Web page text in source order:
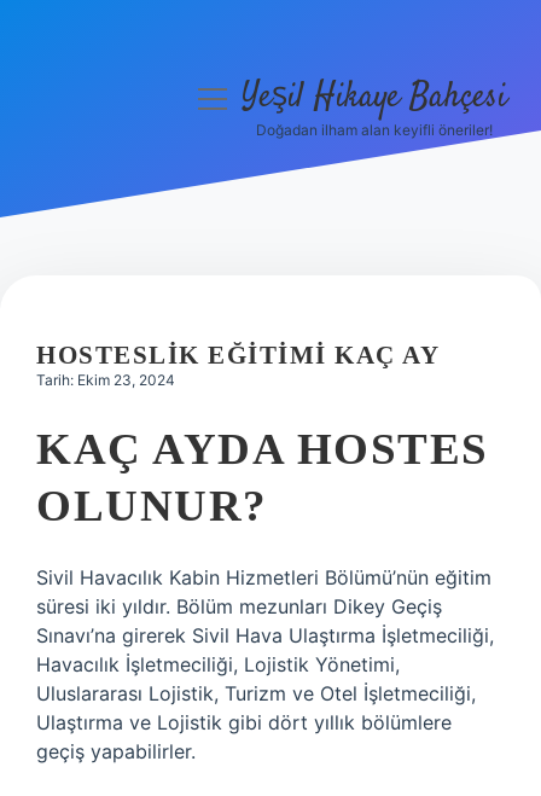
Hakkımızda
menüyüYeşil Hikaye Bahçesi
Doğadan ilham alan keyifli öneriler!
HOSTESLIK EĞITIMI KAÇ AY
Tarih: Ekim 23, 2024
KAÇ AYDA HOSTES
OLUNUR?
Sivil Havacılık Kabin Hizmetleri Bölümü’nün eğitim
süresi iki yıldır. Bölüm mezunları Dikey Geçiş
Sınavı’na girerek Sivil Hava Ulaştırma İşletmeciliği,
Havacılık İşletmeciliği, Lojistik Yönetimi,
Uluslararası Lojistik, Turizm ve Otel İşletmeciliği,
Ulaştırma ve Lojistik gibi dört yıllık bölümlere
geçiş yapabilirler.